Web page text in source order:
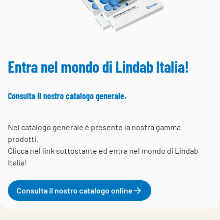
Entra nel mondo di Lindab Italia!
Consulta il nostro catalogo generale.
Nel catalogo generale è presente la nostra gamma
prodotti.
Clicca nel link sottostante ed entra nel mondo di Lindab
Italia!
Consulta il nostro catalogo online